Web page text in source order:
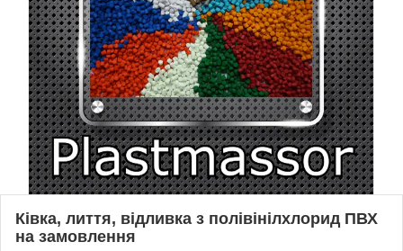
Ківка, лиття, відливка з полівінілхлорид ПВХ
на замовлення